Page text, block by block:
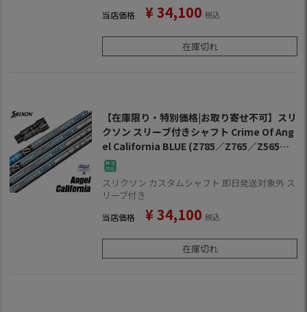
当店価格 ¥34,100 税込
在庫切れ
【在庫限り・特別価格|お取り寄せ不可】スリ
クソン スリーブ付きシャフト Crime Of Ang
el California BLUE (Z785／Z765／Z565／Z
945／Z745／Z545／Z925／Z725／Z525／Z
F45)
スリクソン カスタムシャフト 即日発送対象外 ス
リーブ付き
当店価格 ¥34,100 税込
在庫切れ